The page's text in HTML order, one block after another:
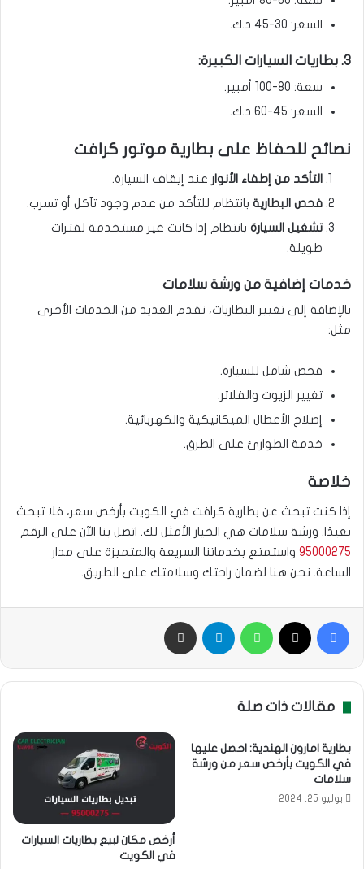
السعر: 30-45 د.ك.
3. بطاريات السيارات الكبيرة:
سعة: 80-100 أمبير.
السعر: 45-60 د.ك.
نصائح للحفاظ على بطارية موتور كرافت
التأكد من إطفاء الأنوار عند إيقاف السيارة.
فحص البطارية بانتظام للتأكد من عدم وجود تآكل أو تسرب.
تشغيل السيارة بانتظام إذا كانت غير مستخدمة لفترات
طويلة.
خدمات إضافية من ورشة سلامات
بالإضافة إلى تغيير البطاريات، نقدم العديد من الخدمات الأخرى
مثل:
فحص شامل للسيارة.
تغيير الزيوت والفلاتر.
إصلاح الأعطال الميكانيكية والكهربائية.
خدمة الطوارئ على الطرق.
خلاصة
إذا كنت تبحث عن بطارية كرافت في الكويت بأرخص سعر، فلا تبحث
بعيدًا. ورشة سلامات هي الخيار الأمثل لك. اتصل بنا الآن على الرقم
95000275 واستمتع بخدماتنا السريعة والمتميزة على مدار
الساعة. نحن هنا لضمان راحتك وسلامتك على الطريق.
فيسبوك واتساب تيلقرام
مقالات ذات صلة
بطارية امارون الهندية: احصل عليها
في الكويت بأرخص سعر من ورشة
سلامات
يوليو 25, 2024
أرخص مكان لبيع بطاريات السيارات
في الكويت